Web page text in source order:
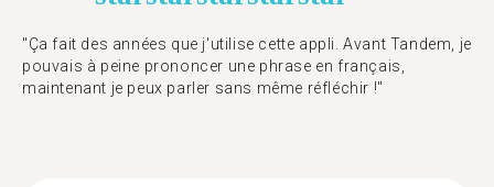
"Ça fait des années que j'utilise cette appli. Avant Tandem, je
pouvais à peine prononcer une phrase en français,
maintenant je peux parler sans même réfléchir !"